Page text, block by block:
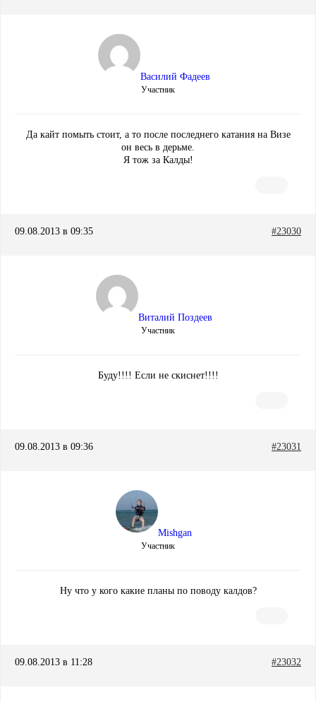
Василий Фадеев
Участник
Да кайт помыть стоит, а то после последнего катания на Визе
он весь в дерьме.
Я тож за Калды!
09.08.2013 в 09:35 #23030
Виталий Поздеев
Участник
Буду!!!! Если не скиснет!!!!
09.08.2013 в 09:36 #23031
Mishgan
Участник
Ну что у кого какие планы по поводу калдов?
09.08.2013 в 11:28 #23032